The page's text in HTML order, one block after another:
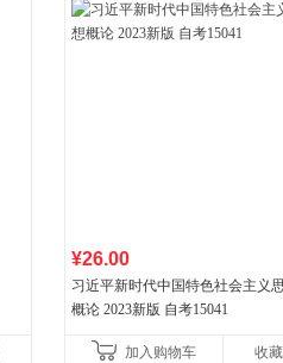
¥26.00
习近平新时代中国特色社会主义
概论 2023新版 自考15041
加入购物车 收藏